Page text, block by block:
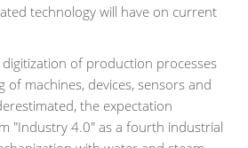
technology will have on current
of production processes
machines, devices, sensors and
the expectation
"Industry 4.0" as a fourth industrial